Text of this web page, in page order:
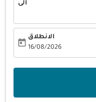
الى
الانطلاق
16/08/2026
today